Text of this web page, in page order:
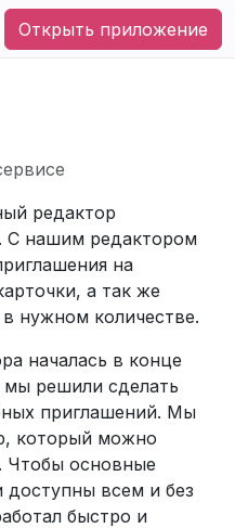
Открыть приложение
редактор
С нашим редактором
на
а так же
нужном количестве.
началась в конце
мы решили сделать
приглашений. Мы
который можно
Чтобы основные
всем и без
быстро и